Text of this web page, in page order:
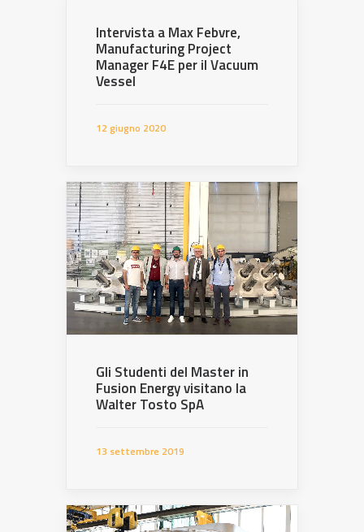
Intervista a Max Febvre,
Manufacturing Project
Manager F4E per il Vacuum
Vessel
12 giugno 2020
Gli Studenti del Master in
Fusion Energy visitano la
Walter Tosto SpA
13 settembre 2019